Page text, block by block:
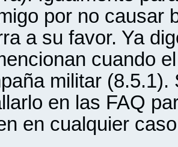
por no causar
a su favor. Ya
cuando
militar
en las FAQ
en cualquier